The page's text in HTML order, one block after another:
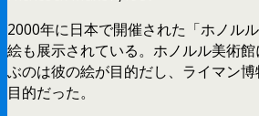
2000年に日本で開催された「ホノル
絵も展示されている。ホノルル美術
ぶのは彼の絵が目的だし、ライマン
目的だった。